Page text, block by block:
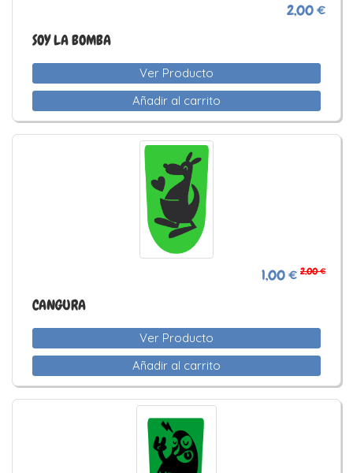
2,00 €
SOY LA BOMBA
Ver Producto
Añadir al carrito
1,00 € 2,00 €
CANGURA
Ver Producto
Añadir al carrito